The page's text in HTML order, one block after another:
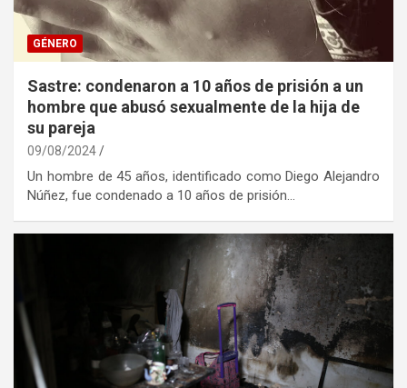
GÉNERO
Sastre: condenaron a 10 años de prisión a un
hombre que abusó sexualmente de la hija de
su pareja
09/08/2024
Un hombre de 45 años, identificado como Diego Alejandro
Núñez, fue condenado a 10 años de prisión…